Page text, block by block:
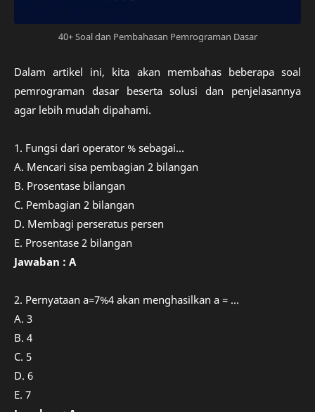
40+ Soal dan Pembahasan Pemrograman Dasar
Dalam artikel ini, kita akan membahas beberapa soal
pemrograman dasar beserta solusi dan penjelasannya
agar lebih mudah dipahami.
1. Fungsi dari operator % sebagai...
A. Mencari sisa pembagian 2 bilangan
B. Prosentase bilangan
C. Pembagian 2 bilangan
D. Membagi perseratus persen
E. Prosentase 2 bilangan
Jawaban : A
2. Pernyataan a=7%4 akan menghasilkan a = ...
A. 3
B. 4
C. 5
D. 6
E. 7